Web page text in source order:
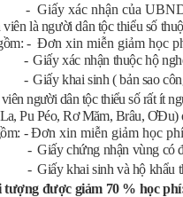
- Giấy xác nhận của
viên là người dân tộc thiểu số
-Đơn xin miễn giảm học
- Giấy xác nhận thuộc hộ
- Giấy khai sinh ( bản sao
người dân tộc thiểu số rất ít
Pu Péo, Rơ Măm, Brâu, ƠĐu)
-Đơn xin miễn giảm học
- Giấy chứng nhận vùng có
- Giấy khai sinh và hộ khẩu
được giảm 70 % học